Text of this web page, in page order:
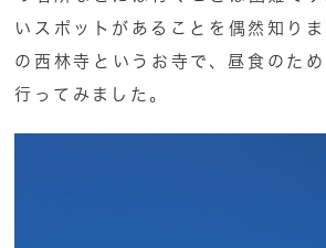
いスポットがあることを偶然知り
の西林寺というお寺で、昼食のた
行ってみました。